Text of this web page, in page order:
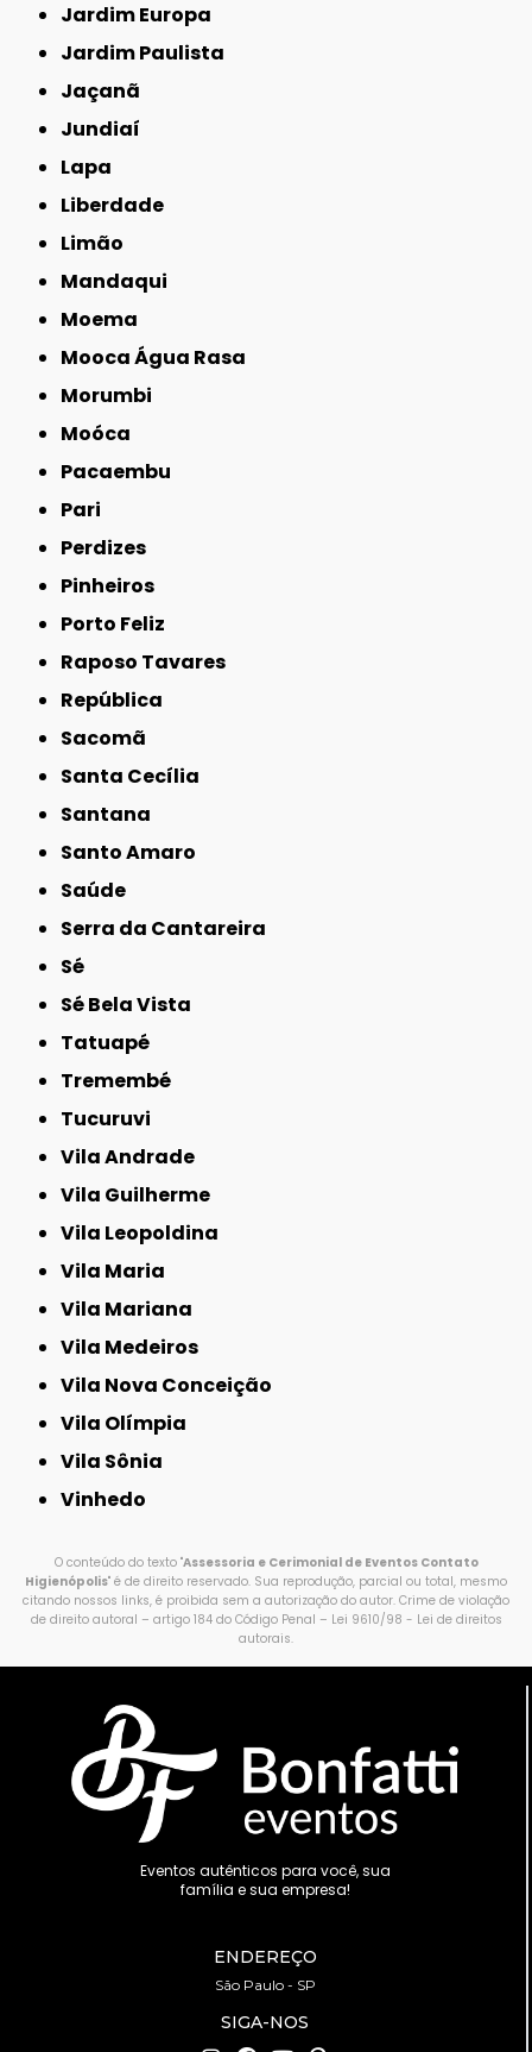
Jardim Europa
Jardim Paulista
Jaçanã
Jundiaí
Lapa
Liberdade
Limão
Mandaqui
Moema
Mooca Água Rasa
Morumbi
Moóca
Pacaembu
Pari
Perdizes
Pinheiros
Porto Feliz
Raposo Tavares
República
Sacomã
Santa Cecília
Santana
Santo Amaro
Saúde
Serra da Cantareira
Sé
Sé Bela Vista
Tatuapé
Tremembé
Tucuruvi
Vila Andrade
Vila Guilherme
Vila Leopoldina
Vila Maria
Vila Mariana
Vila Medeiros
Vila Nova Conceição
Vila Olímpia
Vila Sônia
Vinhedo
O conteúdo do texto "Assessoria e Cerimonial de Eventos Contato
Higienópolis" é de direito reservado. Sua reprodução, parcial ou total, mesmo
citando nossos links, é proibida sem a autorização do autor. Crime de violação
de direito autoral – artigo 184 do Código Penal – Lei 9610/98 - Lei de direitos
autorais.
Eventos autênticos para você, sua
família e sua empresa!
ENDEREÇO
São Paulo - SP
SIGA-NOS